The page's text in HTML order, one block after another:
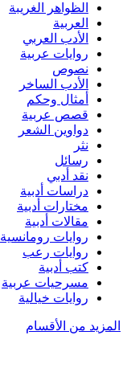
الظواهر الغريبة‏
العربية
الأدب العربي
روايات عربية
نصوص
الأدب الساخر
أمثال وحكم
قصص عربية
دواوين الشعر
نثر
رسائل
نقد أدبي
دراسات أدبية
مختارات أدبية
مقالات أدبية
روايات رومانسية
روايات رعب
كتب أدبية
مسرحيات عربية
روايات خيالية
المزيد من الأقسام